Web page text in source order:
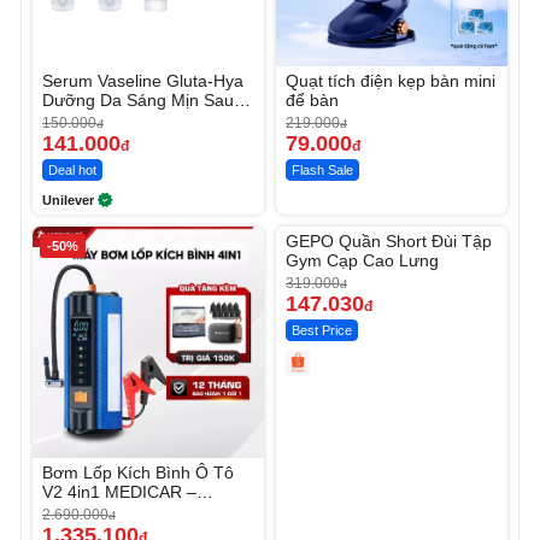
Serum Vaseline Gluta-Hya
Dưỡng Da Sáng Mịn Sau 7
Ngày
150.000đ
141.000đ
Deal hot
Unilever
Quạt tích điện kẹp bàn mini
để bàn
219.000đ
79.000đ
Flash Sale
-50%
Bơm Lốp Kích Bình Ô Tô
V2 4in1 MEDICAR –
12.000mAh
2.690.000đ
1.335.100
-53%
GEPO Quần Short Đùi Tập
Gym Cạp Cao Lưng
319.000đ
147.030đ
Best Price